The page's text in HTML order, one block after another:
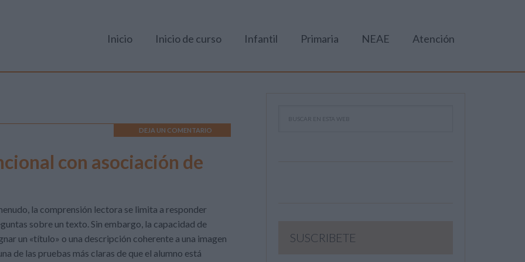
Inicio Inicio de curso Infantil Primaria NEAE Atención
DEJA UN COMENTARIO
con asociación de
la comprensión lectora se limita a responder
sobre un texto. Sin embargo, la capacidad de
un «título» o una descripción coherente a una imagen
de las pruebas más claras de que el alumno está
SUSCRIBETE